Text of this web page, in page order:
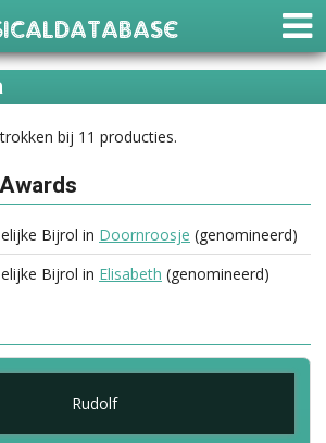
bij 11 producties.
Bijrol in Doornroosje (genomineerd)
Bijrol in Elisabeth (genomineerd)
Rudolf